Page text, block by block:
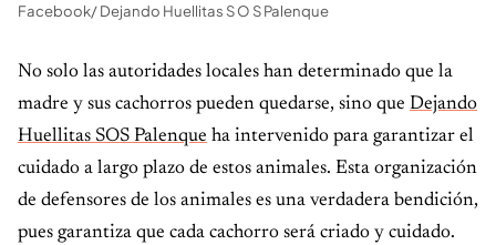
Facebook/ Dejando Huellitas S O S Palenque
No solo las autoridades locales han determinado que la
madre y sus cachorros pueden quedarse, sino que Dejando
Huellitas SOS Palenque ha intervenido para garantizar el
cuidado a largo plazo de estos animales. Esta organización
de defensores de los animales es una verdadera bendición,
pues garantiza que cada cachorro será criado y cuidado.